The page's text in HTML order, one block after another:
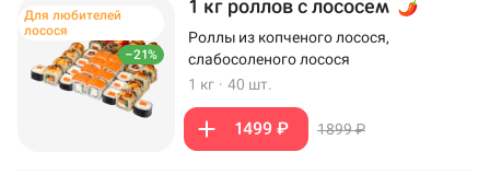
–21%
Для любителей
лосося
1 кг роллов с лососем
Роллы из копченого лосося,
слабосоленого лосося
1 кг · 40 шт.
1499 ₽ 1899 ₽